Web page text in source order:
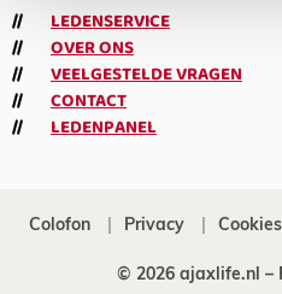
LEDENSERVICE
OVER ONS
VEELGESTELDE VRAGEN
CONTACT
LEDENPANEL
Colofon Privacy Cookies
© 2026 ajaxlife.nl –